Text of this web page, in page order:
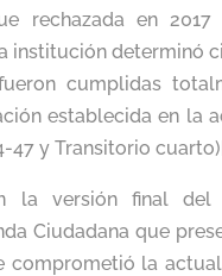
rechazada en
institución determinó
cumplidas
establecida en la
47 y Transitorio
la versión final del
Ciudadana que
la